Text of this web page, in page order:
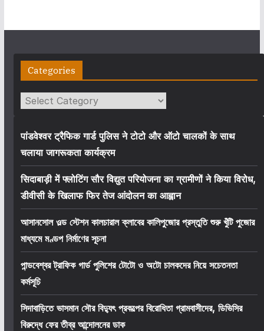
Categories
Categories
पांडवेश्वर ट्रैफिक गार्ड पुलिस ने टोटो और ऑटो चालकों के साथ
चलाया जागरूकता कार्यक्रम
सिदाबाड़ी में फ्लोटिंग सौर विद्युत परियोजना का ग्रामीणों ने किया विरोध,
डीवीसी के खिलाफ फिर तेज आंदोलन का आह्वान
আসানসোল ওল্ড স্টেশন কালচারাল ক্লাবের কালিপুজোর প্রস্তুতি শুরু খুঁটি পুজোর
মাধ্যমে মণ্ডপ নির্মাণের সূচনা
পান্ডবেশ্বর ট্রাফিক গার্ড পুলিশের টোটো ও অটো চালকদের নিয়ে সচেতনতা
কর্মসূচি
সিদাবাড়িতে ভাসমান সৌর বিদ্যুৎ প্রকল্পের বিরোধিতা গ্রামবাসীদের, ডিভিসির
বিরুদ্ধে ফের তীব্র আন্দোলনের ডাক